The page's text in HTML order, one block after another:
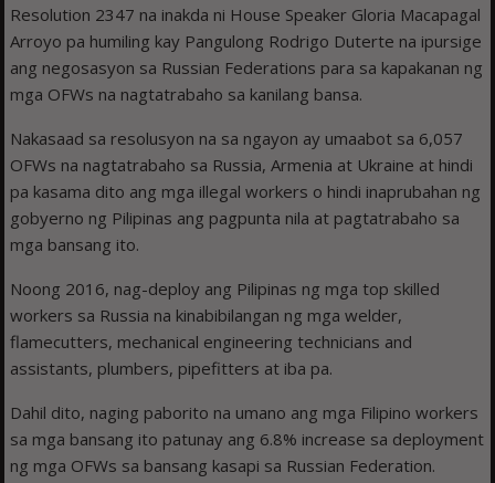
Resolution 2347 na inakda ni House Speaker Gloria Macapagal
Arroyo pa humiling kay Pangulong Rodrigo Duterte na ipursige
ang negosasyon sa Russian Federations para sa kapakanan ng
mga OFWs na nagtatrabaho sa kanilang bansa.
Nakasaad sa resolusyon na sa ngayon ay umaabot sa 6,057
OFWs na nagtatrabaho sa Russia, Armenia at Ukraine at hindi
pa kasama dito ang mga illegal workers o hindi inaprubahan ng
gobyerno ng Pilipinas ang pagpunta nila at pagtatrabaho sa
mga bansang ito.
Noong 2016, nag-deploy ang Pilipinas ng mga top skilled
workers sa Russia na kinabibilangan ng mga welder,
flamecutters, mechanical engineering technicians and
assistants, plumbers, pipefitters at iba pa.
Dahil dito, naging paborito na umano ang mga Filipino workers
sa mga bansang ito patunay ang 6.8% increase sa deployment
ng mga OFWs sa bansang kasapi sa Russian Federation.